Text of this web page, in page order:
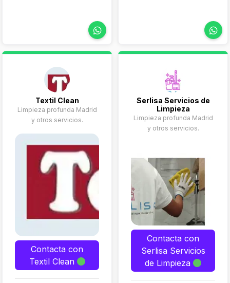
Textil Clean
Limpieza profunda Madrid
y otros servicios.
Contacta con
Textil Clean
Serlisa Servicios de
Limpieza
Limpieza profunda Madrid
y otros servicios.
Contacta con
Serlisa Servicios
de Limpieza